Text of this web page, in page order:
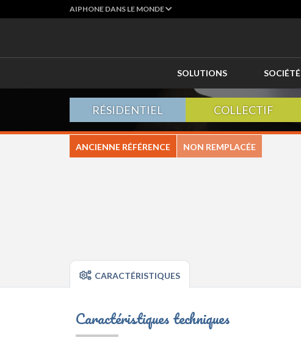
AIPHONE DANS LE MONDE
SOLUTIONS SOCIÉTÉ
RÉSIDENTIEL COLLECTIF
ANCIENNE RÉFÉRENCE NON REMPLACÉE
CARACTÉRISTIQUES
Caractéristiques techniques